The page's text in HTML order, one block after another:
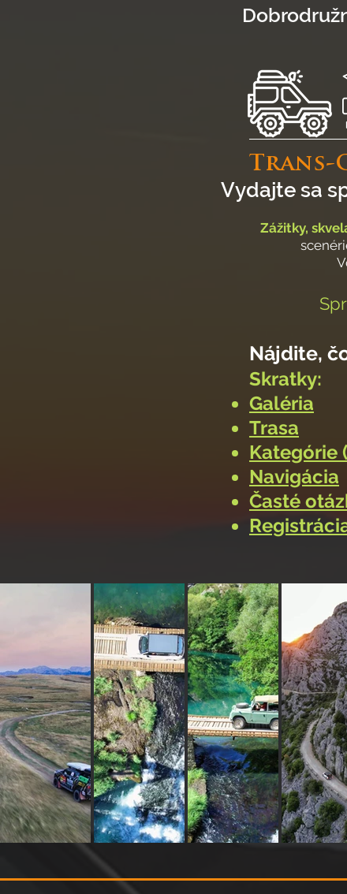
Trans-
Vydajte sa
Zážitky,
Nájdite,
Skratky:
Galéria
Trasa
Kategórie
Navigácia
Časté